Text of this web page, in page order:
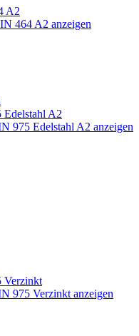
A2
464 A2 anzeigen
Edelstahl A2
975 Edelstahl A2 anzeigen
Verzinkt
975 Verzinkt anzeigen